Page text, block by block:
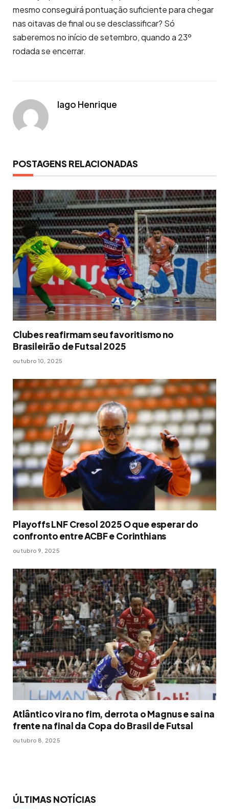
mesmo conseguirá pontuação suficiente para chegar
nas oitavas de final ou se desclassificar? Só
saberemos no início de setembro, quando a 23º
rodada se encerrar.
Iago Henrique
POSTAGENS RELACIONADAS
Clubes reafirmam seu favoritismo no
Brasileirão de Futsal 2025
outubro 10, 2025
Playoffs LNF Cresol 2025 O que esperar do
confronto entre ACBF e Corinthians
outubro 9, 2025
Atlântico vira no fim, derrota o Magnus e sai na
frente na final da Copa do Brasil de Futsal
outubro 8, 2025
ÚLTIMAS NOTÍCIAS